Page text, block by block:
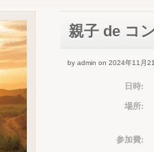
親子 de コ
by admin on 2024年11月
日時:
場所:
参加費: